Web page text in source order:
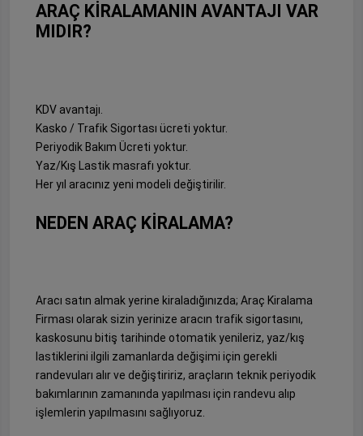
ARAÇ KİRALAMANIN AVANTAJI VAR
MIDIR?
KDV avantajı.
Kasko / Trafik Sigortası ücreti yoktur.
Periyodik Bakım Ücreti yoktur.
Yaz/Kış Lastik masrafı yoktur.
Her yıl aracınız yeni modeli değiştirilir.
NEDEN ARAÇ KİRALAMA?
Aracı satın almak yerine kiraladığınızda; Araç Kiralama
Firması olarak sizin yerinize aracın trafik sigortasını,
kaskosunu bitiş tarihinde otomatik yenileriz, yaz/kış
lastiklerini ilgili zamanlarda değişimi için gerekli
randevuları alır ve değiştiririz, araçların teknik periyodik
bakımlarının zamanında yapılması için randevu alıp
işlemlerin yapılmasını sağlıyoruz.